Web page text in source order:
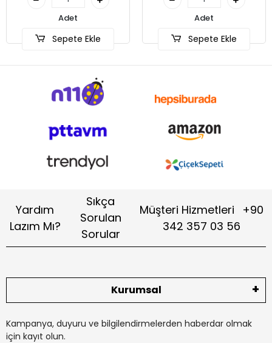
Adet
Sepete Ekle
Adet
Sepete Ekle
Yardım
Lazım Mı?
Sıkça
Sorulan
Sorular
Müşteri Hizmetleri
+90
342 357 03 56
Kurumsal
Kampanya, duyuru ve bilgilendirmelerden haberdar olmak
için kayıt olun.